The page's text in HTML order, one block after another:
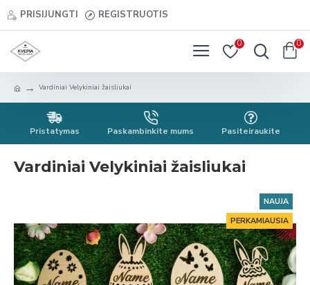
PRISIJUNGTI REGISTRUOTIS
0 0
Vardiniai Velykiniai žaisliukai
Pristatymas Paskambinkite mums Pasiteiraukite
Vardiniai Velykiniai žaisliukai
NAUJA
PERKAMIAUSIA